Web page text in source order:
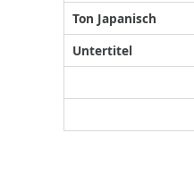
Ton Japanisch
Untertitel